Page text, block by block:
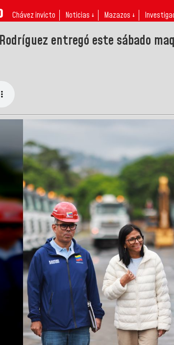
Chávez invicto Noticias ↓ Mazazos ↓
entregó este sábado